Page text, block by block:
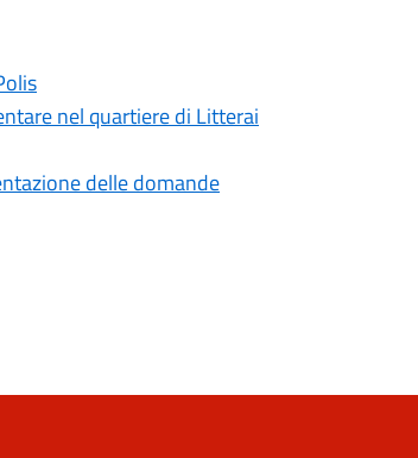
nel quartiere di Litterai
delle domande